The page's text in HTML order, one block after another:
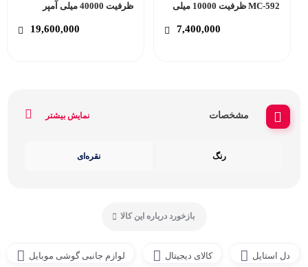
MC-592 ظرفیت 10000 میلی
7,400,000
ظرفیت 40000 میلی آمپر
19,600,000
مشخصات نمایش بیشتر
رنگ نقره‌ای
بازخورد درباره این کالا
دل استایل کالای دیجیتال لوازم جانبی گوشی موبایل